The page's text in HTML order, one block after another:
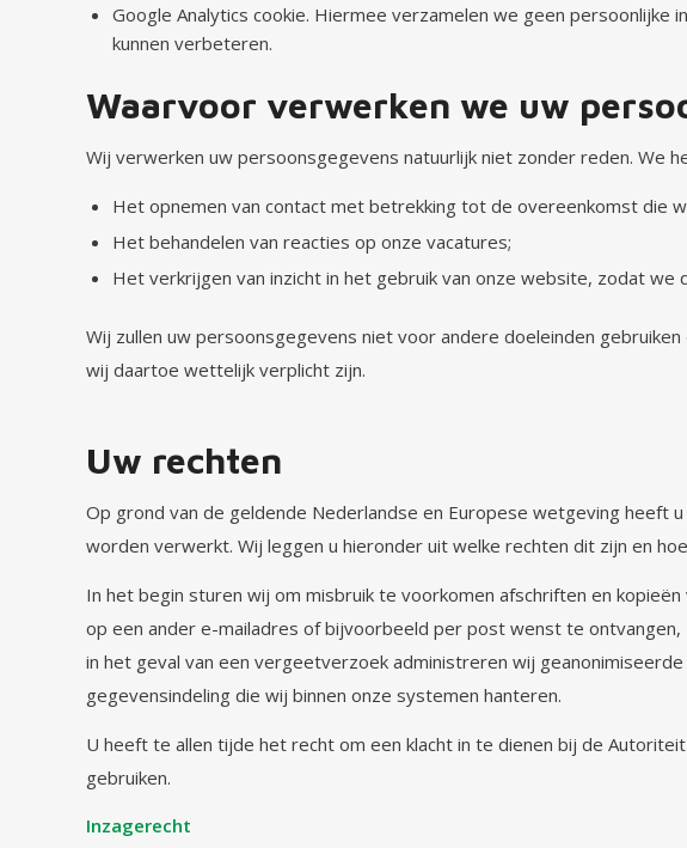
Google Analytics cookie. Hiermee verzamelen we geen
kunnen verbeteren.
Waarvoor verwerken we uw
Wij verwerken uw persoonsgegevens natuurlijk niet zonder reden. We
Het opnemen van contact met betrekking tot de overeenkomst die
Het behandelen van reacties op onze vacatures;
Het verkrijgen van inzicht in het gebruik van onze website, zodat
Wij zullen uw persoonsgegevens niet voor andere doeleinden
wij daartoe wettelijk verplicht zijn.
Uw rechten
Op grond van de geldende Nederlandse en Europese wetgeving
worden verwerkt. Wij leggen u hieronder uit welke rechten dit zijn en
In het begin sturen wij om misbruik te voorkomen afschriften en
op een ander e-mailadres of bijvoorbeeld per post wenst te
in het geval van een vergeetverzoek administreren wij
gegevensindeling die wij binnen onze systemen hanteren.
U heeft te allen tijde het recht om een klacht in te dienen bij de
gebruiken.
Inzagerecht